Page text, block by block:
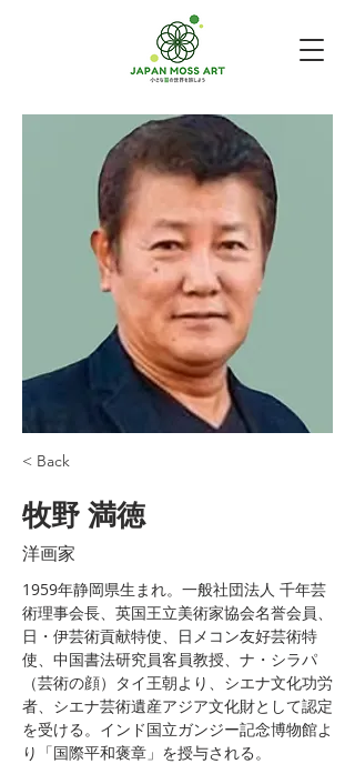
< Back
牧野 満徳
洋画家
1959年静岡県生まれ。一般社団法人 千年芸
術理事会長、英国王立美術家協会名誉会員、
日・伊芸術貢献特使、日メコン友好芸術特
使、中国書法研究員客員教授、ナ・シラパ
（芸術の顔）タイ王朝より、シエナ文化功労
者、シエナ芸術遺産アジア文化財として認定
を受ける。インド国立ガンジー記念博物館よ
り「国際平和褒章」を授与される。